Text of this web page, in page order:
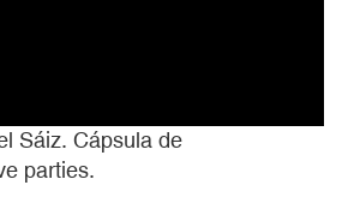
Sáiz. Cápsula de
parties.